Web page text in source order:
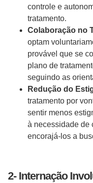
controle e
tratamento.
Colaboração no
optam
provável que se
plano de
seguindo as
Redução do
tratamento por
sentir menos
à necessidade de
encorajá-los a
2- Internação